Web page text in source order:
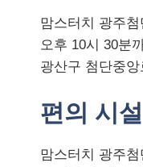
맘스터치 광주
오후 10시 30분
광산구 첨단중
편의 시설
맘스터치 광주